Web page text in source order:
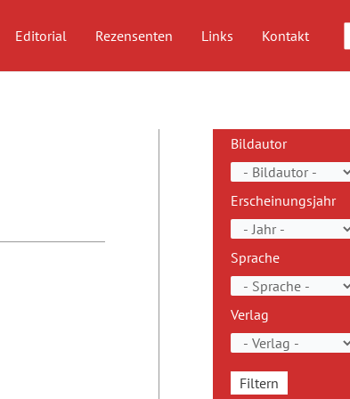
Editorial Rezensenten Links Kontakt
Bildautor
Erscheinungsjahr
Sprache
Verlag